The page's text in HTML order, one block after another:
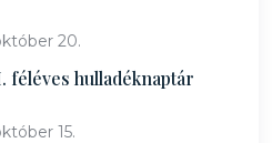
20.
féléves hulladéknaptár
15.